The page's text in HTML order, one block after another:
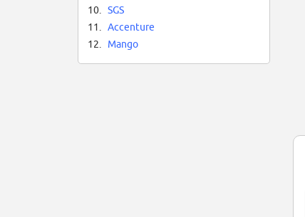
10.
SGS
11.
Accenture
12.
Mango